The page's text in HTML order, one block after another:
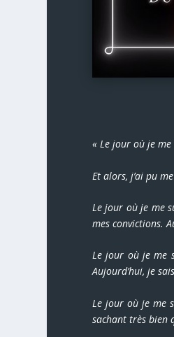
« Le jour où je
Et alors, j’ai pu
Le jour où je me
mes convictions.
Le jour où je me
Aujourd’hui, je
Le jour où je me
sachant très bien